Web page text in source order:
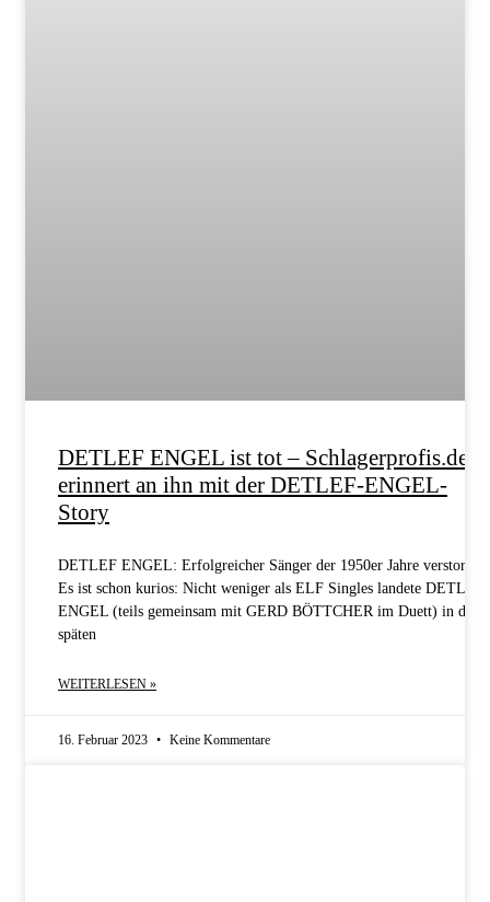
DETLEF ENGEL ist tot – Schlagerprofis.de
erinnert an ihn mit der DETLEF-ENGEL-
Story
DETLEF ENGEL: Erfolgreicher Sänger der 1950er Jahre verstorben
Es ist schon kurios: Nicht weniger als ELF Singles landete DETLEF
ENGEL (teils gemeinsam mit GERD BÖTTCHER im Duett) in den
späten
WEITERLESEN »
16. Februar 2023 Keine Kommentare